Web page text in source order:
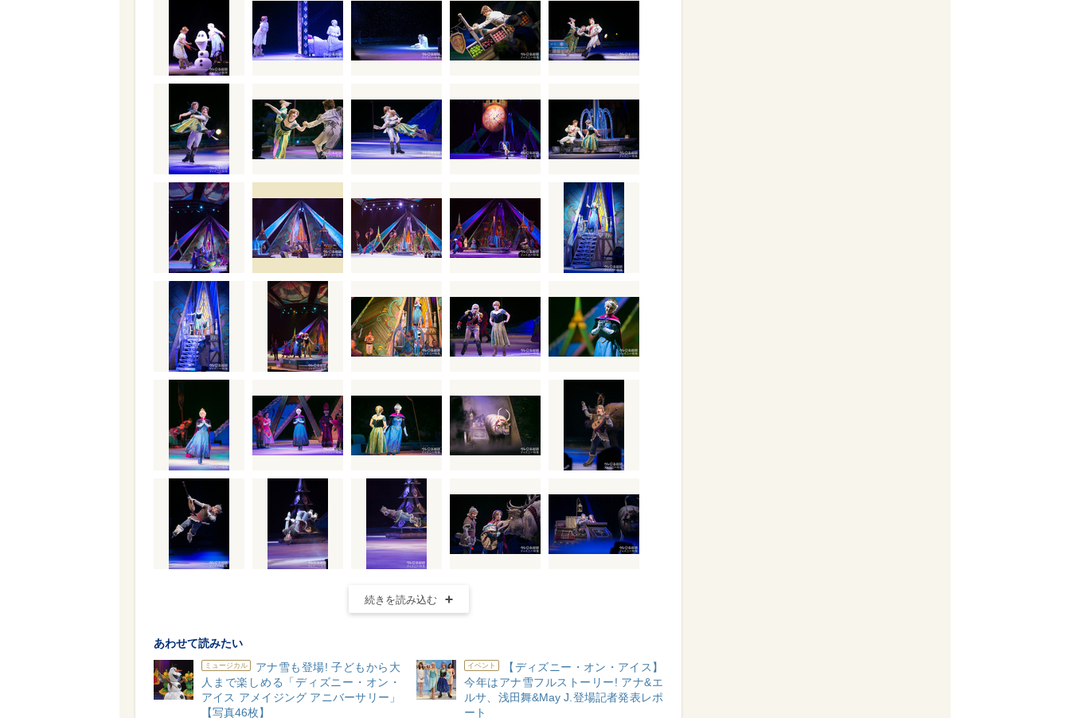
続きを読み込む
あわせて読みたい
ミュージカル
アナ雪も登場! 子どもから大
人まで楽しめる「ディズニー・オン・
アイス アメイジング アニバーサリー」
【写真46枚】
イベント
【ディズニー・オン・アイス】
今年はアナ雪フルストーリー! アナ&エ
ルサ、浅田舞&May J.登場記者発表レポ
ート